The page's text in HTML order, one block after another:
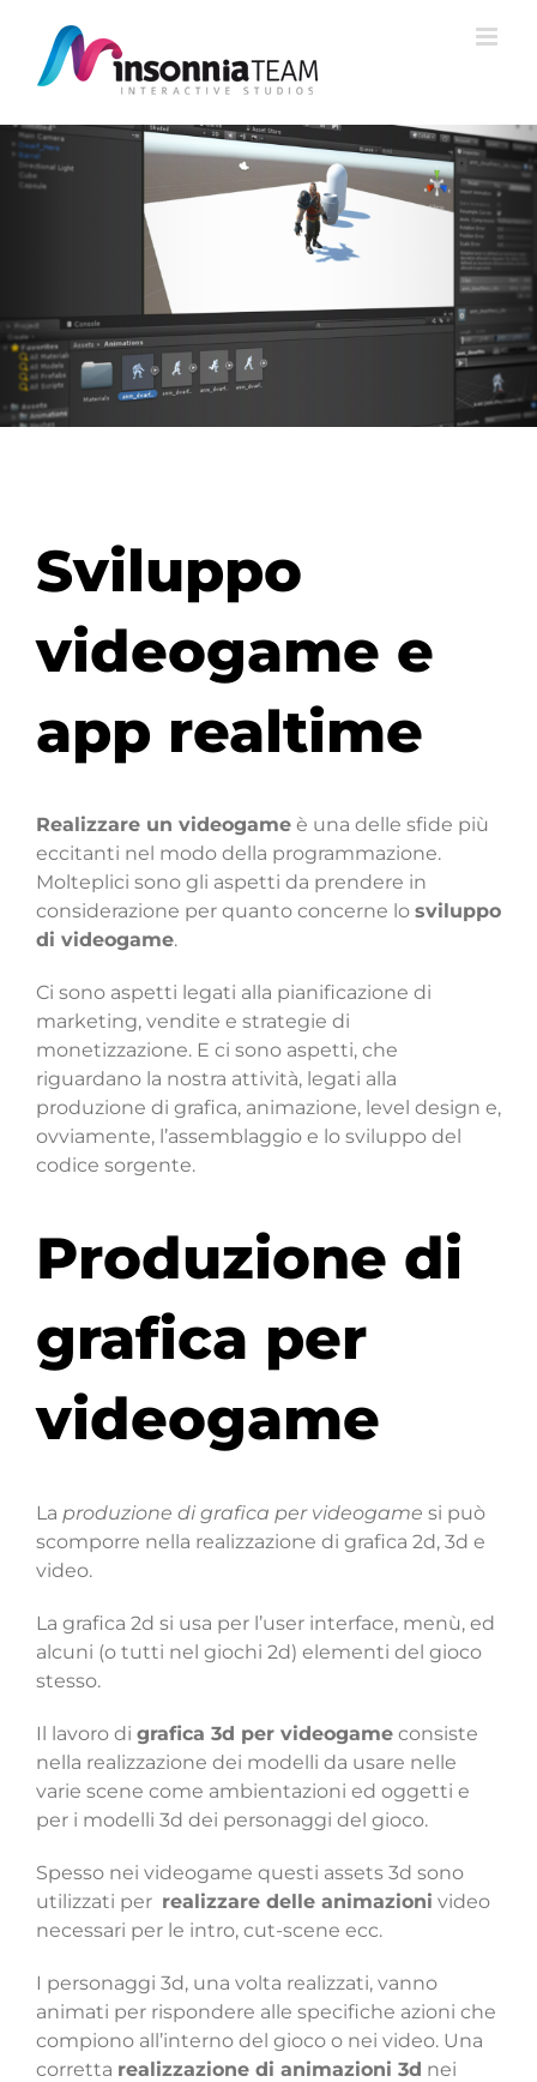
Sviluppo
videogame e
app realtime
Realizzare un videogame è una delle sfide più
eccitanti nel modo della programmazione.
Molteplici sono gli aspetti da prendere in
considerazione per quanto concerne lo sviluppo
di videogame.
Ci sono aspetti legati alla pianificazione di
marketing, vendite e strategie di
monetizzazione. E ci sono aspetti, che
riguardano la nostra attività, legati alla
produzione di grafica, animazione, level design e,
ovviamente, l’assemblaggio e lo sviluppo del
codice sorgente.
Produzione di
grafica per
videogame
La produzione di grafica per videogame si può
scomporre nella realizzazione di grafica 2d, 3d e
video.
La grafica 2d si usa per l’user interface, menù, ed
alcuni (o tutti nel giochi 2d) elementi del gioco
stesso.
Il lavoro di grafica 3d per videogame consiste
nella realizzazione dei modelli da usare nelle
varie scene come ambientazioni ed oggetti e
per i modelli 3d dei personaggi del gioco.
Spesso nei videogame questi assets 3d sono
utilizzati per realizzare delle animazioni video
necessari per le intro, cut-scene ecc.
I personaggi 3d, una volta realizzati, vanno
animati per rispondere alle specifiche azioni che
compiono all’interno del gioco o nei video. Una
corretta realizzazione di animazioni 3d nei